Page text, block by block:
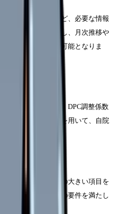
、重症度データなど、必要な情報
分のデータを収集し、月次推移や
正確な現状把握が可能となりま
較分析を行います。DPC調整係数
院日数などの指標を用いて、自院
い領域や改善余地の大きい項目を
加算や、施設基準の要件を満たし
します。